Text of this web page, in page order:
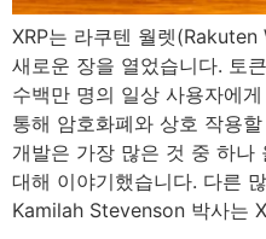
XRP는 라쿠텐 월렛
새로운 장을 열었습니다. 토
수백만 명의 일상 사용자에
통해 암호화폐와 상호 작용
개발은 가장 많은 것 중 하나
대해 이야기했습니다. 다른
Kamilah Stevenson 박사는